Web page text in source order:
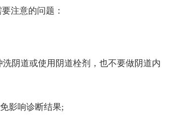
注意的问题：
阴道或使用阴道栓剂，也不要做阴道内
影响诊断结果;